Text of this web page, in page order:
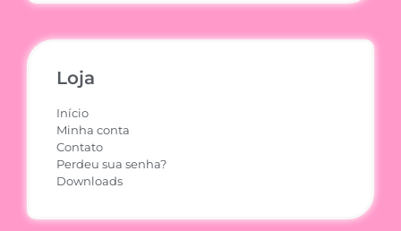
Loja
Início
Minha conta
Contato
Perdeu sua senha?
Downloads